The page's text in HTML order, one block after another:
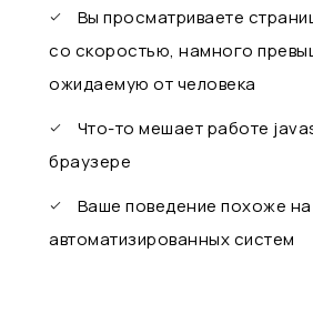
Вы просматриваете
со скоростью, намного
ожидаемую от человека
Что-то мешает работе
браузере
Ваше поведение похоже
автоматизированных систем